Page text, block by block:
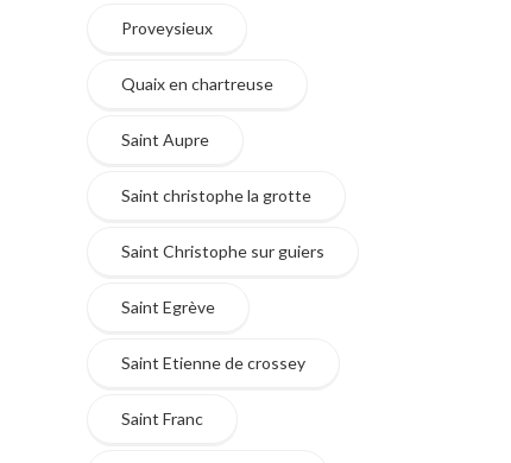
Proveysieux
Quaix en chartreuse
Saint Aupre
Saint christophe la grotte
Saint Christophe sur guiers
Saint Egrève
Saint Etienne de crossey
Saint Franc